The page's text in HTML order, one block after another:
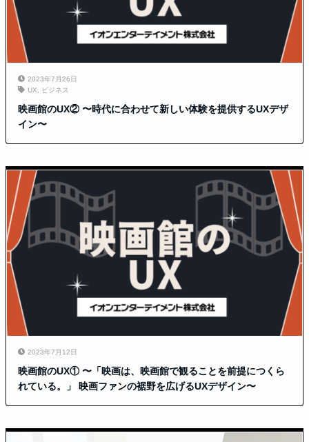
2023年7月26日
UX
ビジネス
映画館のUX② 〜時代に合わせて新しい体験を提供するUXデザ
イン〜
2023年7月12日
映画館のUX① 〜「映画は、映画館で観ることを前提につくら
れている。」 映画ファンの裾野を広げるUXデザイン〜